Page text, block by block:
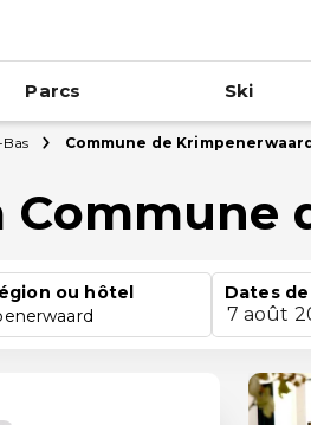
Parcs Ski
Commune de Krimpenerwaard
Commune
ou hôtel
Dates
7 août